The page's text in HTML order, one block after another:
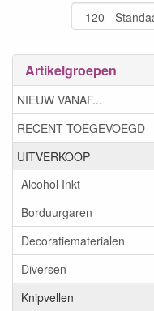
Artikelgroepen
NIEUW VANAF...
RECENT TOEGEVOEGD
UITVERKOOP
Alcohol Inkt
Borduurgaren
Decoratiematerialen
Diversen
Knipvellen